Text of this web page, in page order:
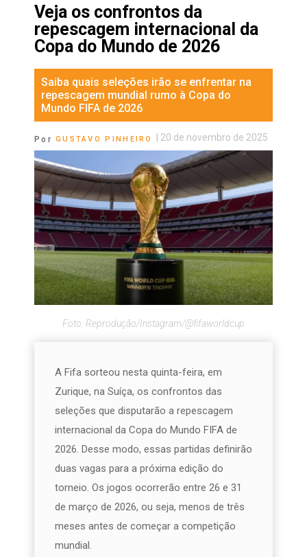
Veja os confrontos da
repescagem internacional da
Copa do Mundo de 2026
Saiba quais seleções irão se enfrentar na
repescagem mundial rumo à Copa do
Mundo FIFA de 2026
Por GUSTAVO PINHEIRO 20 de novembro de 2025
Foto: Reprodução/Instagram/@fifaworldcup
A Fifa sorteou nesta quinta-feira, em
Zurique, na Suíça, os confrontos das
seleções que disputarão a repescagem
internacional da Copa do Mundo FIFA de
2026. Desse modo, essas partidas definirão
duas vagas para a próxima edição do
torneio. Os jogos ocorrerão entre 26 e 31
de março de 2026, ou seja, menos de três
meses antes de começar a competição
mundial.